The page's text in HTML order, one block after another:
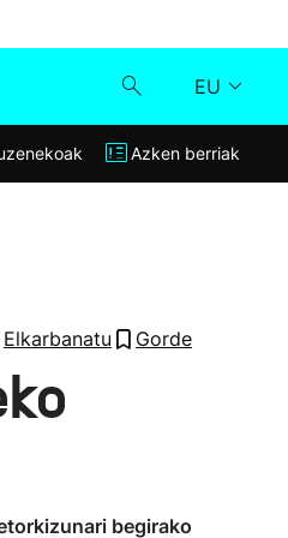
EU
Klisk
Azken berriak
Elkarbanatu Gorde
begirako